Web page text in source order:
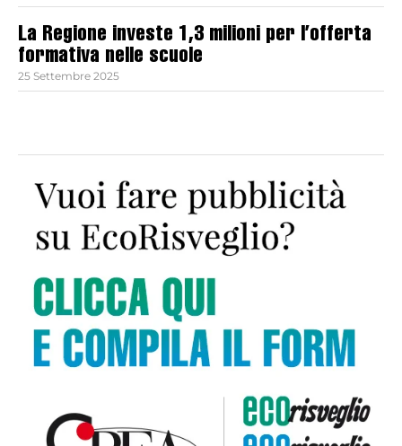
La Regione investe 1,3 milioni per l’offerta
formativa nelle scuole
25 Settembre 2025